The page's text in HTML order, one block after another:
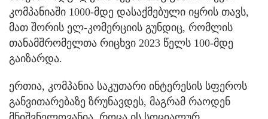
კომპანიაში 1000-მდე დასაქმებული იყრის თავს,
მათ შორის ელ-კომერციის გუნდიც, რომლის
თანამშრომელთა რიცხვი 2023 წელს 100-მდე
გაიზარდა.
ერთია, კომპანია საკუთარი ინტერესის სფეროს
განვითარებაზე ზრუნავდეს, მაგრამ რაოდენ